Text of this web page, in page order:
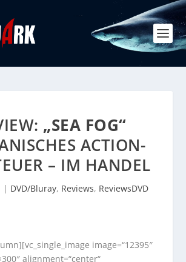
„SEA FOG“
ACTION-
– IM HANDEL
| DVD/Bluray, Reviews, ReviewsDVD
image=“12395″
alignment=“center“